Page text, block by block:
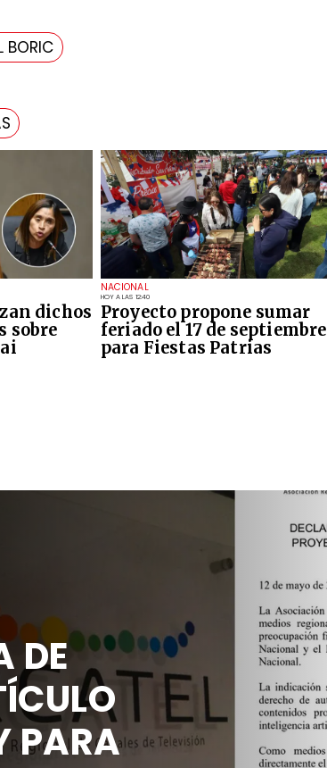
dichos
sobre
NACIONAL
HOY A LAS 12:40
Proyecto propone sumar
feriado el 17 de septiembre
para Fiestas Patrias
BORIC
DE
PARA